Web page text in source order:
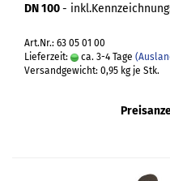
DN 100-
Art.Nr.: 63 05 01 00
Lieferzeit:
ca. 3-4 Tage
Versandgewicht: 0,95 kg je Stk.